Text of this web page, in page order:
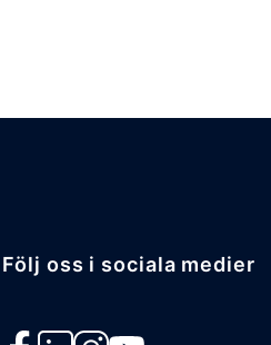
Följ oss i sociala medier